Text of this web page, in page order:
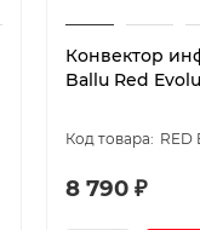
Конвектор
Ballu Red
RED
8 790 ₽